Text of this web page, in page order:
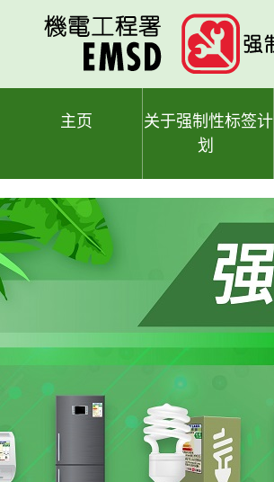
主页
关于强制性标签计
划